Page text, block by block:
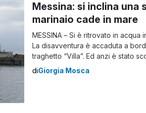
Messina: si inclina una
marinaio cade in mare
MESSINA – Si è ritrovato in acqua
La disavventura è accaduta a
traghetto “Villa”. Ed anzi è stato
infatti poteva anche finire in
che è caduto in acqua. Durante
diGiorgia Mosca